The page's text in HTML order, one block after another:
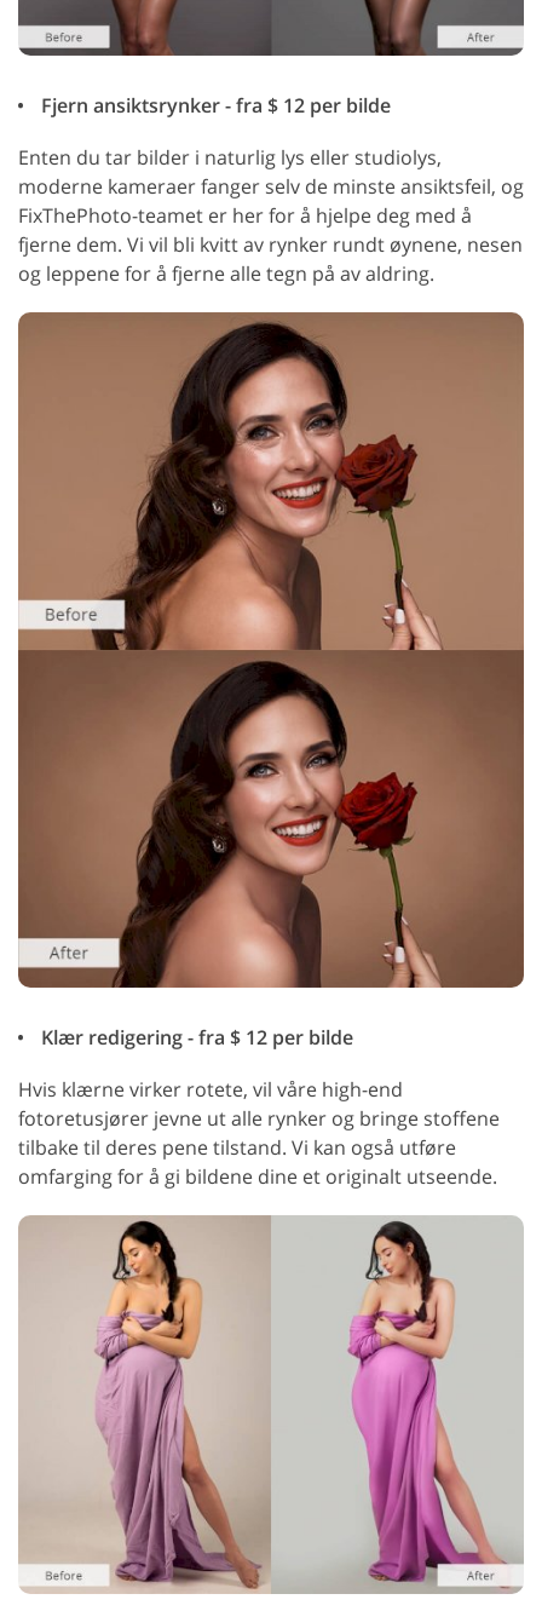
Fjern ansiktsrynker - fra $ 12 per bilde
Enten du tar bilder i naturlig lys eller studiolys,
moderne kameraer fanger selv de minste ansiktsfeil, og
FixThePhoto-teamet er her for å hjelpe deg med å
fjerne dem. Vi vil bli kvitt av rynker rundt øynene, nesen
og leppene for å fjerne alle tegn på av aldring.
Klær redigering - fra $ 12 per bilde
Hvis klærne virker rotete, vil våre high-end
fotoretusjører jevne ut alle rynker og bringe stoffene
tilbake til deres pene tilstand. Vi kan også utføre
omfarging for å gi bildene dine et originalt utseende.